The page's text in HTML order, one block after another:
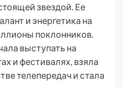
звездой. Ее
и энергетика на
поклонников.
выступать на
и фестивалях, взяла
телепередач и стала